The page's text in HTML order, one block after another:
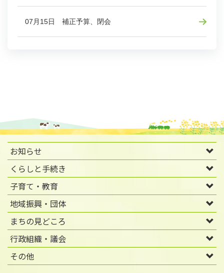
07月15日 補正予算、閉会
お知らせ
くらしと手続き
子育て・教育
地域振興・団体
まちの見どころ
行政組織・議会
その他